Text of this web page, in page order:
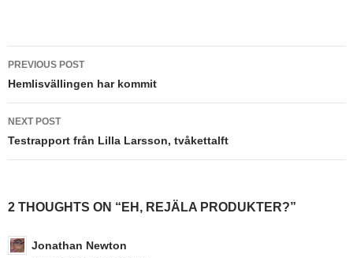
Post
navigation
PREVIOUS POST
Hemlisvällingen har kommit
NEXT POST
Testrapport från Lilla Larsson, tvåkettalft
2 THOUGHTS ON “EH, REJÄLA PRODUKTER?”
Jonathan Newton